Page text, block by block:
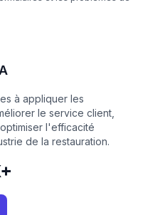
à appliquer les
le service client,
l'efficacité
de la restauration.